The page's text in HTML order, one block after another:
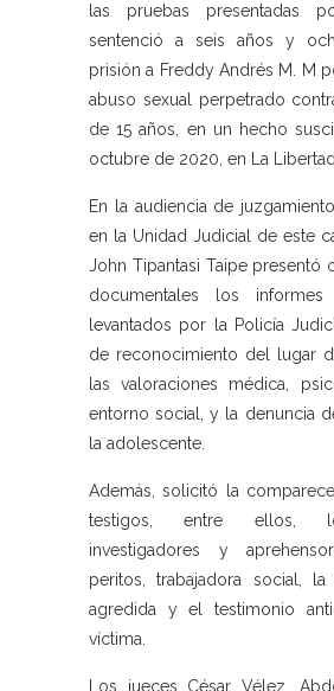
las pruebas presentadas
sentenció a seis años y
prisión a Freddy Andrés M. M
abuso sexual perpetrado
de 15 años, en un hecho
octubre de 2020, en La
En la audiencia de
en la Unidad Judicial de este
John Tipantasi Taipe presentó
documentales los informes
levantados por la Policía
de reconocimiento del lugar
las valoraciones médica,
entorno social, y la denuncia
la adolescente.
Además, solicitó la
testigos, entre ellos,
investigadores y
peritos, trabajadora social,
agredida y el testimonio
víctima.
Los jueces César Vélez,